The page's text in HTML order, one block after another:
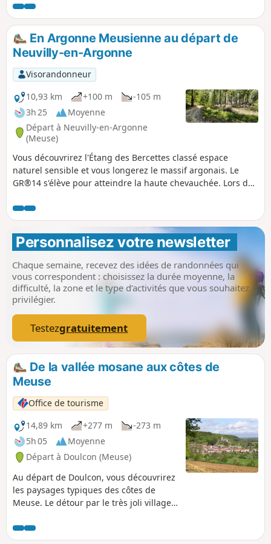
nom, ce qui en faisait un lieu stratégique. Vauquois est un
haut-lieu de la guerre des mines, cette technique
consistant à creuser de profondes galeries et à y enfouir
des tonnes d'explosifs afin de causer d'importants dégâts
en surface avant de lancer un assaut.
En Argonne Meusienne au départ de
Neuvilly-en-Argonne
Visorandonneur
10,93 km
+100 m
-105 m
3h 25
Moyenne
Départ à Neuvilly-en-Argonne
(Meuse)
Vous découvrirez l'Étang des Bercettes classé espace
naturel sensible et vous longerez le massif argonais. Le
GR®14 s'élève pour atteindre la haute chevauchée. Lors de
de découverte où vous trouverez des arbres de toute sortes,
noyer noir, sapin blanc, etc.
Personnalisez votre newsletter
Chaque semaine, recevez des idées de randonnées qui
vous correspondent : choisissez la durée moyenne, la
difficulté, la zone et le type d’activités que vous souhaitez
privilégier.
Testezgratuitement
De la vallée mosane aux côtes de
Meuse
Office de tourisme
14,89 km
+277 m
-273 m
5h 05
Moyenne
Départ à Doulcon (Meuse)
Au départ de Doulcon, vous découvrirez
les paysages typiques des côtes de
Meuse. Le détour par le très joli village
belles surprises architecturales ! Vous
rejoindrez ensuite le village de Sassey-